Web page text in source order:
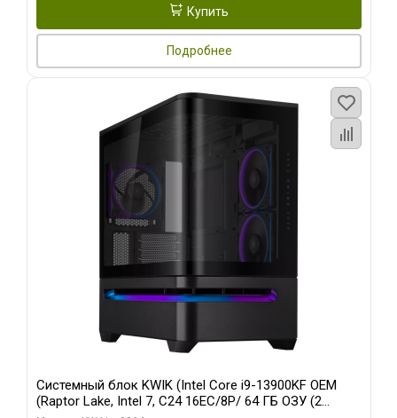
Купить
Подробнее
Системный блок KWIK (Intel Core i9-13900KF OEM
(Raptor Lake, Intel 7, C24 16EC/8P/ 64 ГБ ОЗУ (2